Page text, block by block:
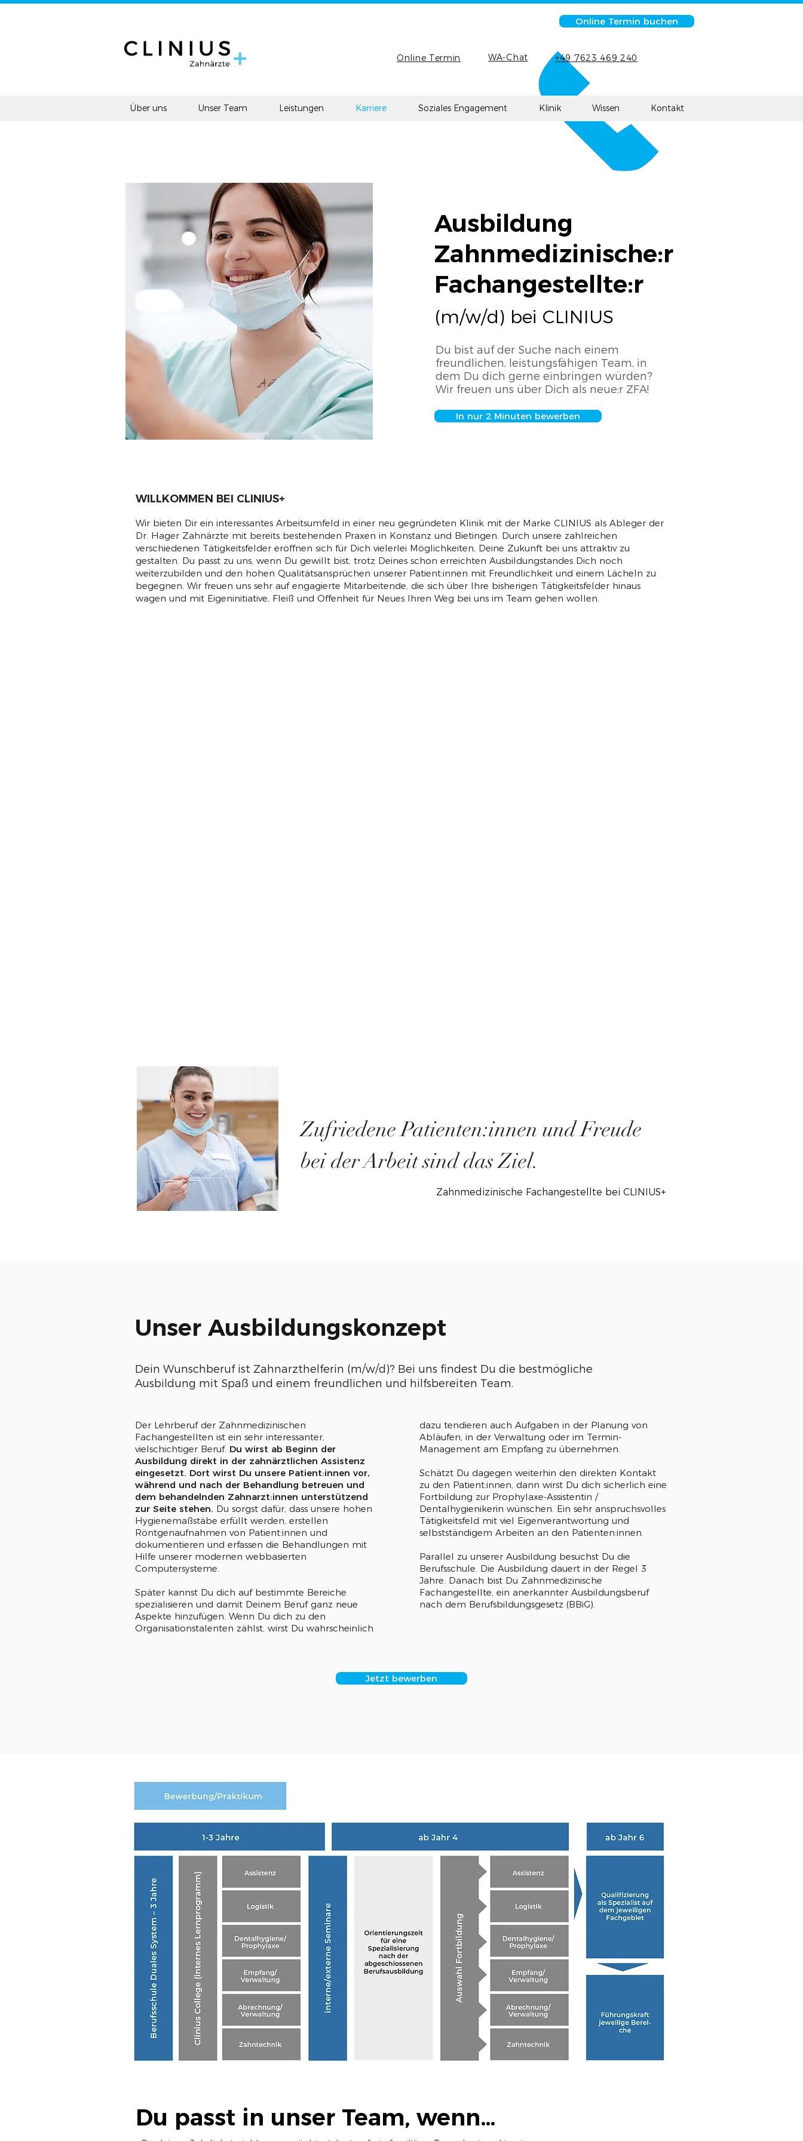
Online Termin buchen
Online Termin WA-Chat +49 7623 469 240
Über uns Unser Team Leistungen Karriere Soziales Engagement Klinik Wissen Kontakt
Ausbildung
Zahnmedizinische:r
Fachangestellte:r
(m/w/d) bei CLINIUS
Du bist auf der Suche nach einem
freundlichen, leistungsfähigen Team, in
dem Du dich gerne einbringen würden?
Wir freuen uns über Dich als neue:r ZFA!
In nur 2 Minuten bewerben
WILLKOMMEN BEI CLINIUS+
Wir bieten Dir ein interessantes Arbeitsumfeld in einer neu gegründeten Klinik mit der Marke CLINIUS als Ableger der
Dr. Hager Zahnärzte mit bereits bestehenden Praxen in Konstanz und Bietingen. Durch unsere zahlreichen
verschiedenen Tätigkeitsfelder eröffnen sich für Dich vielerlei Möglichkeiten, Deine Zukunft bei uns attraktiv zu
gestalten. Du passt zu uns, wenn Du gewillt bist, trotz Deines schon erreichten Ausbildungstandes Dich noch
weiterzubilden und den hohen Qualitätsansprüchen unserer Patient:innen mit Freundlichkeit und einem Lächeln zu
begegnen. Wir freuen uns sehr auf engagierte Mitarbeitende, die sich über Ihre bisherigen Tätigkeitsfelder hinaus
wagen und mit Eigeninitiative, Fleiß und Offenheit für Neues Ihren Weg bei uns im Team gehen wollen.
Zufriedene Patienten:innen und Freude
bei der Arbeit sind das Ziel.
Zahnmedizinische Fachangestellte bei CLINIUS+
Unser Ausbildungskonzept
Dein Wunschberuf ist Zahnarzthelferin (m/w/d)? Bei uns findest Du die bestmögliche
Ausbildung mit Spaß und einem freundlichen und hilfsbereiten Team.
Der Lehrberuf der Zahnmedizinischen
Fachangestellten ist ein sehr interessanter,
vielschichtiger Beruf. Du wirst ab Beginn der
Ausbildung direkt in der zahnärztlichen Assistenz
eingesetzt. Dort wirst Du unsere Patient:innen vor,
während und nach der Behandlung betreuen und
dem behandelnden Zahnarzt:innen unterstützend
zur Seite stehen. Du sorgst dafür, dass unsere hohen
Hygienemaßstäbe erfüllt werden, erstellen
Röntgenaufnahmen von Patient:innen und
dokumentieren und erfassen die Behandlungen mit
Hilfe unserer modernen webbasierten
Computersysteme.
Später kannst Du dich auf bestimmte Bereiche
spezialisieren und damit Deinem Beruf ganz neue
Aspekte hinzufügen. Wenn Du dich zu den
Organisationstalenten zählst, wirst Du wahrscheinlich
dazu tendieren auch Aufgaben in der Planung von
Abläufen, in der Verwaltung oder im Termin-
Management am Empfang zu übernehmen.
Schätzt Du dagegen weiterhin den direkten Kontakt
zu den Patient:innen, dann wirst Du dich sicherlich eine
Fortbildung zur Prophylaxe-Assistentin /
Dentalhygienikerin wünschen. Ein sehr anspruchsvolles
Tätigkeitsfeld mit viel Eigenverantwortung und
selbstständigem Arbeiten an den Patienten:innen.
Parallel zu unserer Ausbildung besuchst Du die
Berufsschule. Die Ausbildung dauert in der Regel 3
Jahre. Danach bist Du Zahnmedizinische
Fachangestellte, ein anerkannter Ausbildungsberuf
nach dem Berufsbildungsgesetz (BBiG).
Jetzt bewerben
Du passt in unser Team, wenn…